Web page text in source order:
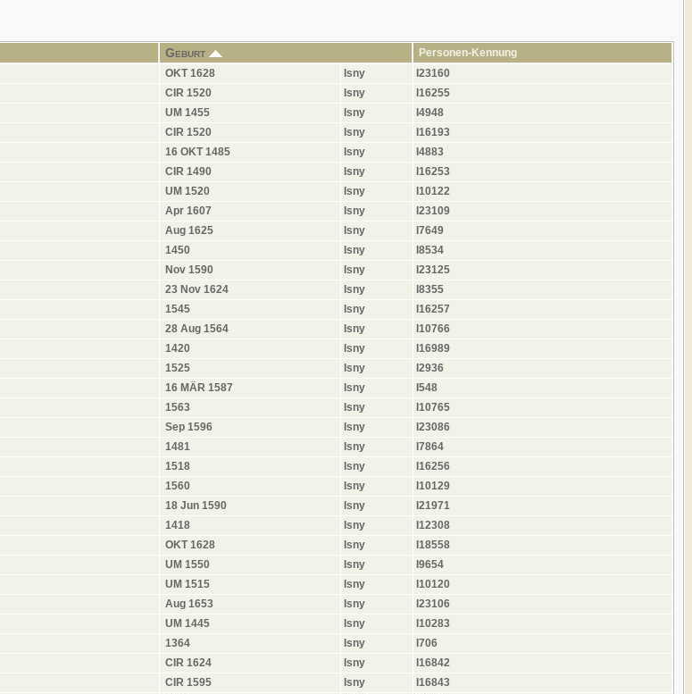
Geburt
Personen-Kennung
OKT 1628 Isny
I23160
CIR 1520 Isny
I16255
UM 1455 Isny
I4948
CIR 1520 Isny
I16193
16 OKT 1485 Isny
I4883
CIR 1490 Isny
I16253
UM 1520 Isny
I10122
Apr 1607 Isny
I23109
Aug 1625 Isny
I7649
1450 Isny
I8534
Nov 1590 Isny
I23125
23 Nov 1624 Isny
I8355
1545 Isny
I16257
28 Aug 1564 Isny
I10766
1420 Isny
I16989
1525 Isny
I2936
16 MÄR 1587 Isny
I548
1563 Isny
I10765
Sep 1596 Isny
I23086
1481 Isny
I7864
1518 Isny
I16256
1560 Isny
I10129
18 Jun 1590 Isny
I21971
1418 Isny
I12308
OKT 1628 Isny
I18558
UM 1550 Isny
I9654
UM 1515 Isny
I10120
Aug 1653 Isny
I23106
UM 1445 Isny
I10283
1364 Isny
I706
CIR 1624 Isny
I16842
CIR 1595 Isny
I16843